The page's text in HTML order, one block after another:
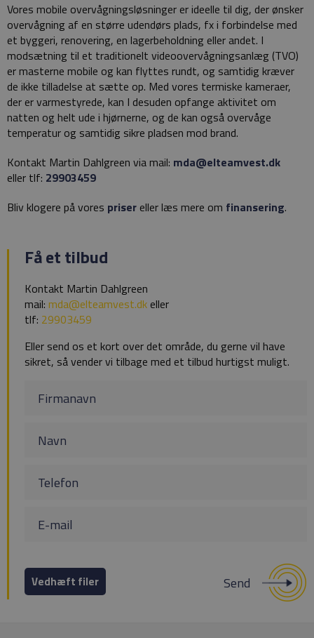
Vores mobile overvågningsløsninger er ideelle til dig, der ønsker
overvågning af en større udendørs plads, fx i forbindelse med
et byggeri, renovering, en lagerbeholdning eller andet. I
modsætning til et traditionelt videoovervågningsanlæg (TVO)
er masterne mobile og kan flyttes rundt, og samtidig kræver
de ikke tilladelse at sætte op. Med vores termiske kameraer,
der er varmestyrede, kan I desuden opfange aktivitet om
natten og helt ude i hjørnerne, og de kan også overvåge
temperatur og samtidig sikre pladsen mod brand.
Kontakt Martin Dahlgreen via mail: mda@elteamvest.dk
eller tlf: 29903459
Bliv klogere på vores prisereller læs mere om finansering.
Få et tilbud
Kontakt Martin Dahlgreen
mail: mda@elteamvest.dkeller
tlf: 29903459
Eller send os et kort over det område, du gerne vil have
sikret, så vender vi tilbage med et tilbud hurtigst muligt.
Vedhæft filer